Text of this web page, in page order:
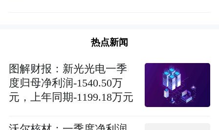
热点新闻
图解财报：新光光电一季
度归母净利润-1540.50万
元，上年同期-1199.18万元